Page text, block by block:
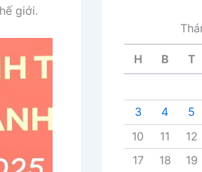
giới.
ế
H B T
3
4 5
10
11 12
17
18 19